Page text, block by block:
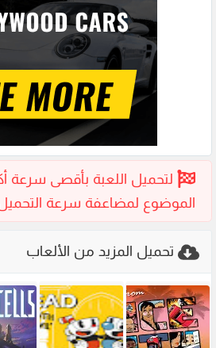
تحميل المزيد من الألعاب